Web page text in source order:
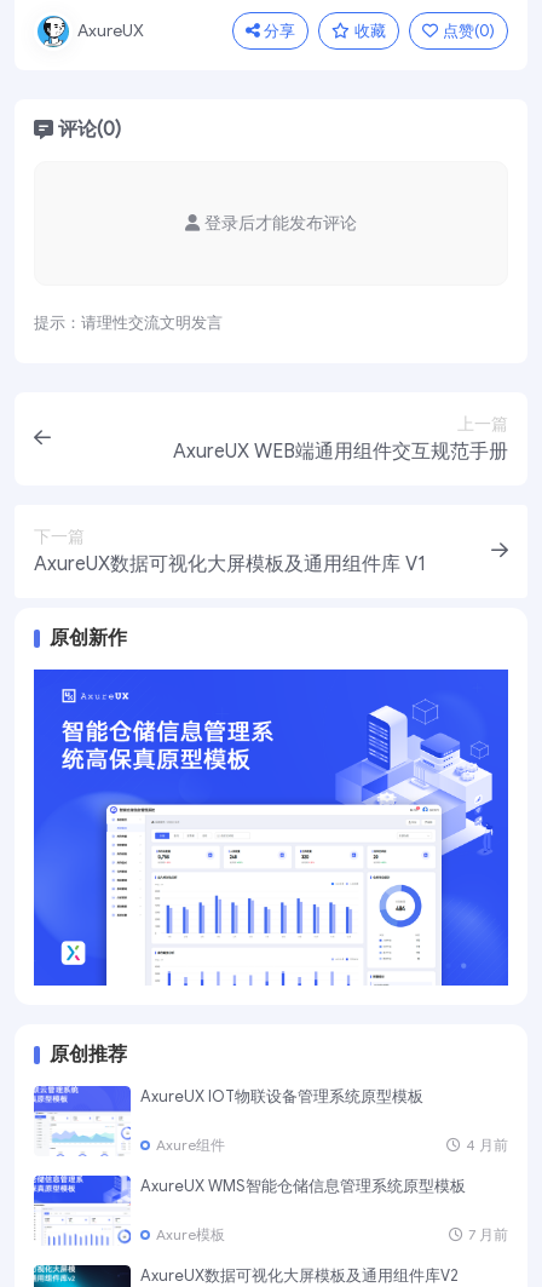
AxureUX 分享 收藏 点赞(0)
评论(0)
提示：请理性交流文明发言
登录后才能发布评论
上一篇
AxureUX WEB端通用组件交互规范手册
下一篇
AxureUX数据可视化大屏模板及通用组件库 V1
原创新作
原创推荐
AxureUX IOT物联设备管理系统原型模板
Axure组件 4 月前
AxureUX WMS智能仓储信息管理系统原型模板
Axure模板 7 月前
AxureUX数据可视化大屏模板及通用组件库V2